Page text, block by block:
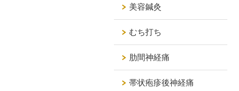
美容鍼灸
むち打ち
肋間神経痛
帯状疱疹後神経痛